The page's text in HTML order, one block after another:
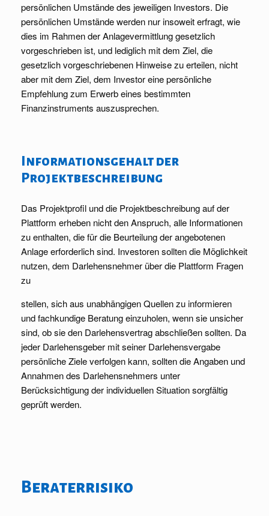
persönlichen Umstände des jeweiligen Investors. Die
persönlichen Umstände werden nur insoweit erfragt, wie
dies im Rahmen der Anlagevermittlung gesetzlich
vorgeschrieben ist, und lediglich mit dem Ziel, die
gesetzlich vorgeschriebenen Hinweise zu erteilen, nicht
aber mit dem Ziel, dem Investor eine persönliche
Empfehlung zum Erwerb eines bestimmten
Finanzinstruments auszusprechen.
Informationsgehalt der
Projektbeschreibung
Das Projektprofil und die Projektbeschreibung auf der
Plattform erheben nicht den Anspruch, alle Informationen
zu enthalten, die für die Beurteilung der angebotenen
Anlage erforderlich sind. Investoren sollten die Möglichkeit
nutzen, dem Darlehensnehmer über die Plattform Fragen
zu
stellen, sich aus unabhängigen Quellen zu informieren
und fachkundige Beratung einzuholen, wenn sie unsicher
sind, ob sie den Darlehensvertrag abschließen sollten. Da
jeder Darlehensgeber mit seiner Darlehensvergabe
persönliche Ziele verfolgen kann, sollten die Angaben und
Annahmen des Darlehensnehmers unter
Berücksichtigung der individuellen Situation sorgfältig
geprüft werden.
Beraterrisiko